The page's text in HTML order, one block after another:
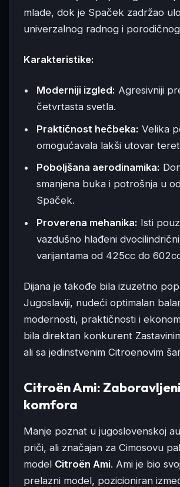
mlade, dok je Spaček zadržao
univerzalnog radnog i
Karakteristike:
Moderniji izgled: Agresivniji
četvrtasta svetla.
Praktičnost hečbeka: Velika
omogućavala lakši utovar
Poboljšana aerodinamika:
smanjena buka i potrošnja u
Spaček.
Proverena mehanika: Isti
vazdušno hlađeni
varijantama od 425cc do
Dijana je takođe bila izuzetno
Jugoslaviji, nudeći optimalan
modernosti, praktičnosti i
bila direktan konkurent
ali sa jedinstvenim Citroenovim
Citroën Ami:
komfora
Manje poznat u jugoslovenskoj
priči, ali značajan za Cimosovu
model Citroën Ami. Ami je bio
prelazni model, pozicioniran